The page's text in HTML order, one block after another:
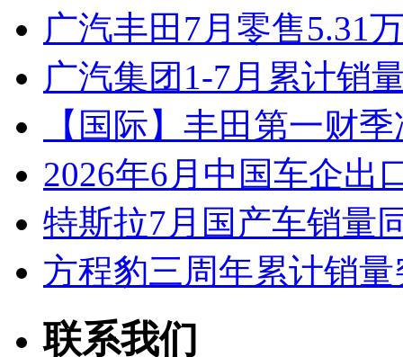
广汽丰田7月零售5.31
广汽集团1-7月累计销
【国际】丰田第一财
2026年6月中国车企出
特斯拉7月国产车销量
方程豹三周年累计销
联系我们